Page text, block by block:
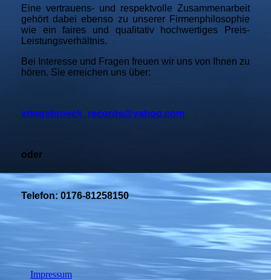
Eine vertrauens- und respektvolle Zusammenarbeit
gehört dabei ebenso zu unserer Firmenphilosophie
wie ein faires und qualitativ hochwertiges Preis-
Leistungsverhältnis.
Bei Interesse und Fragen freuen wir uns von Ihnen zu
hören. Sie erreichen uns über:
vringsbroeck_records@yahoo.com
oder
Telefon: 0176-81258150
Impressum